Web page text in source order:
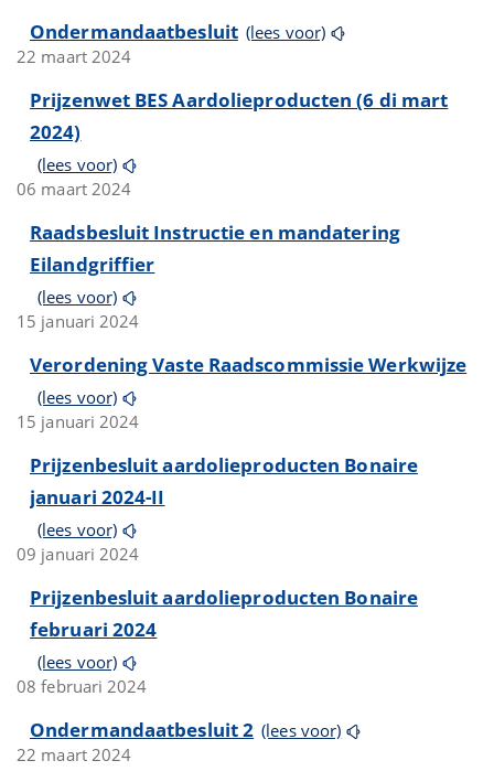
Ondermandaatbesluit (lees voor)
22 maart 2024
Prijzenwet BES Aardolieproducten (6 di mart
2024)
(lees voor)
06 maart 2024
Raadsbesluit Instructie en mandatering
Eilandgriffier
(lees voor)
15 januari 2024
Verordening Vaste Raadscommissie Werkwijze
(lees voor)
15 januari 2024
Prijzenbesluit aardolieproducten Bonaire
januari 2024-II
(lees voor)
09 januari 2024
Prijzenbesluit aardolieproducten Bonaire
februari 2024
(lees voor)
08 februari 2024
Ondermandaatbesluit 2 (lees voor)
22 maart 2024